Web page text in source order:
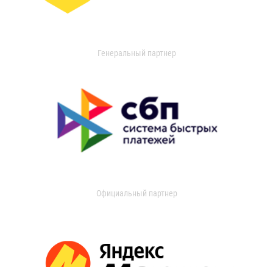
Генеральный партнер
Официальный партнер